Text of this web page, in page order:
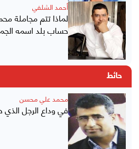
أحمد الشلفي
لماذا تتم مجاملة
حساب بلد اسمه
حائط
محمد علي محسن
في وداع الرجل